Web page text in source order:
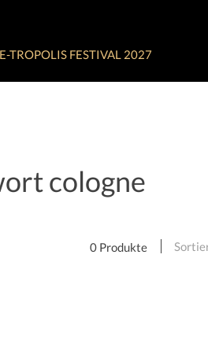
E-TROPOLIS FESTIVAL 2027
cologne
0 Produkte